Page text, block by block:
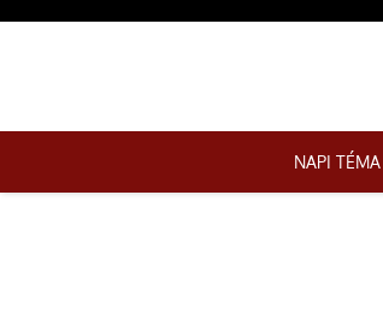
NAPI TÉMA